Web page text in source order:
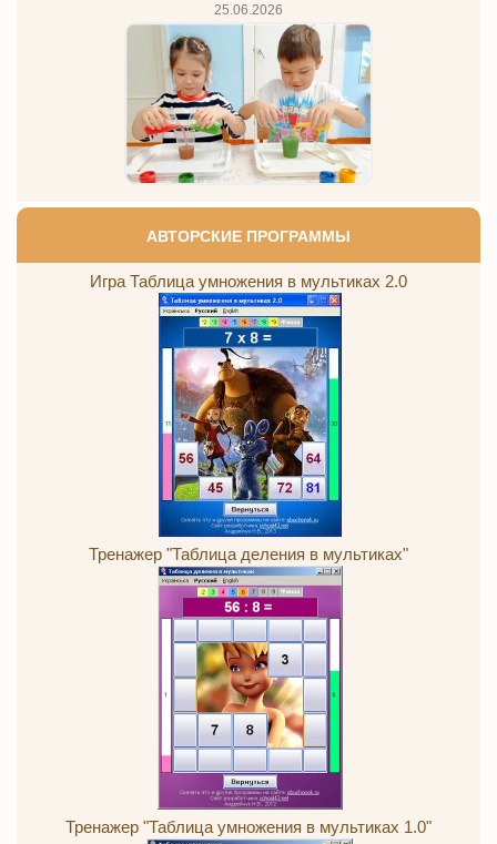
25.06.2026
АВТОРСКИЕ ПРОГРАММЫ
Игра Таблица умножения в мультиках 2.0
Тренажер "Таблица деления в мультиках"
Тренажер "Таблица умножения в мультиках 1.0"